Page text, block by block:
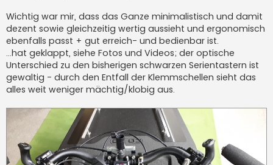
Wichtig war mir, dass das Ganze minimalistisch und damit
dezent sowie gleichzeitig wertig aussieht und ergonomisch
ebenfalls passt + gut erreich- und bedienbar ist.
…hat geklappt, siehe Fotos und Videos; der optische
Unterschied zu den bisherigen schwarzen Serientastern ist
gewaltig - durch den Entfall der Klemmschellen sieht das
alles weit weniger mächtig/klobig aus.